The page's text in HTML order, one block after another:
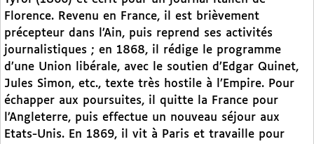
Florence. Revenu en France, il est brièvement
précepteur dans l’Ain, puis reprend ses activités
journalistiques ; en 1868, il rédige le programme
d’une Union libérale, avec le soutien d’Edgar Quinet,
Jules Simon, etc., texte très hostile à l’Empire. Pour
échapper aux poursuites, il quitte la France pour
l’Angleterre, puis effectue un nouveau séjour aux
Etats-Unis. En 1869, il vit à Paris et travaille pour